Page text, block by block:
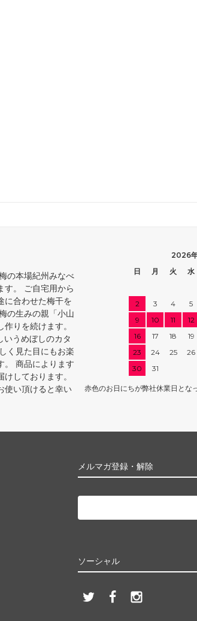
の本場紀州みなべ
す。 ご自宅用から
に合わせた梅干を
の生みの親「小山
りを続けます。
うめぼしのカタ
く見た目にもお楽
。 商品によります
しております。
使い頂けると幸い
2026
日
月 火 水
2
3 4 5
9
10 11 12
16
17 18 19
23
24 25 26
30
31
赤色のお日にちが弊社休業日とな
メルマガ登録・解除
ソーシャル